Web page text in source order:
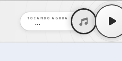
TOCANDO AGORA
...